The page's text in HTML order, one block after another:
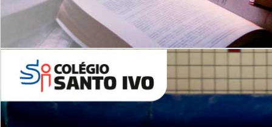
Leituras Literárias
Inglês: Turmas Reduzidas
(Proficiência)
ALUNOS NOVOS
Entre em Contato